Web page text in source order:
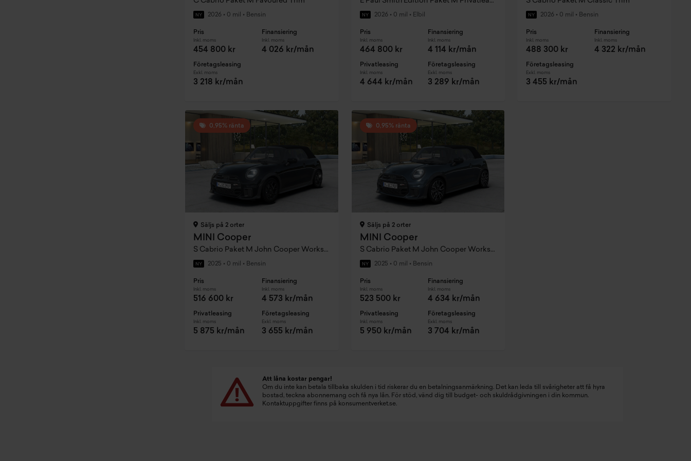
NY 2026 • 0 mil • Bensin
Pris
Inkl. moms
454 800 kr
Finansiering
Inkl. moms
4 026 kr/mån
Företagsleasing
Exkl. moms
3 218 kr/mån
NY 2026 • 0 mil • Elbil
Pris
Inkl. moms
464 800 kr
Finansiering
Inkl. moms
4 114 kr/mån
Privatleasing
Inkl. moms
4 644 kr/mån
Företagsleasing
Exkl. moms
3 289 kr/mån
NY 2026 • 0 mil • Bensin
Pris
Inkl. moms
488 300 kr
Finansiering
Inkl. moms
4 322 kr/mån
Företagsleasing
Exkl. moms
3 455 kr/mån
0,95% ränta
Säljs på 2 orter
MINI Cooper
S Cabrio Paket M John Cooper Works Trim
NY 2025 • 0 mil • Bensin
Pris
Inkl. moms
516 600 kr
Finansiering
Inkl. moms
4 573 kr/mån
Privatleasing
Inkl. moms
5 875 kr/mån
Företagsleasing
Exkl. moms
3 655 kr/mån
0,95% ränta
Säljs på 2 orter
MINI Cooper
S Cabrio Paket M John Cooper Works Trim
NY 2025 • 0 mil • Bensin
Pris
Inkl. moms
523 500 kr
Finansiering
Inkl. moms
4 634 kr/mån
Privatleasing
Inkl. moms
5 950 kr/mån
Företagsleasing
Exkl. moms
3 704 kr/mån
Att låna kostar pengar!
Om du inte kan betala tillbaka skulden i tid riskerar du en betalningsanmärkning. Det kan leda till svårigheter att få hyra
bostad, teckna abonnemang och få nya lån. För stöd, vänd dig till budget- och skuldrådgivningen i din kommun.
Kontaktuppgifter finns på konsumentverket.se.